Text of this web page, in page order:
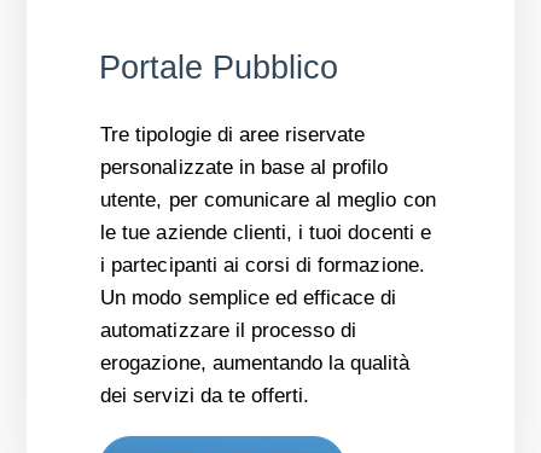
Portale Pubblico
Tre tipologie di aree riservate
personalizzate in base al profilo
utente, per comunicare al meglio con
le tue aziende clienti, i tuoi docenti e
i partecipanti ai corsi di formazione.
Un modo semplice ed efficace di
automatizzare il processo di
erogazione, aumentando la qualità
dei servizi da te offerti.